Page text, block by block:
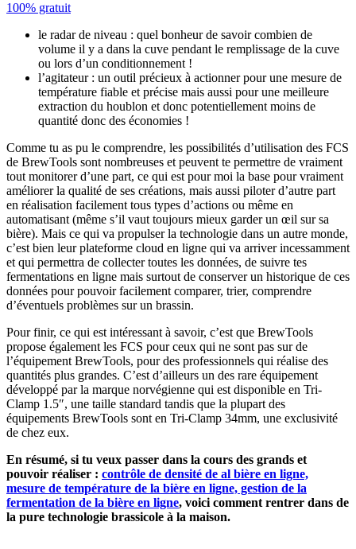
100% gratuit
le radar de niveau : quel bonheur de savoir combien de
volume il y a dans la cuve pendant le remplissage de la cuve
ou lors d’un conditionnement !
l’agitateur : un outil précieux à actionner pour une mesure de
température fiable et précise mais aussi pour une meilleure
extraction du houblon et donc potentiellement moins de
quantité donc des économies !
Comme tu as pu le comprendre, les possibilités d’utilisation des FCS
de BrewTools sont nombreuses et peuvent te permettre de vraiment
tout monitorer d’une part, ce qui est pour moi la base pour vraiment
améliorer la qualité de ses créations, mais aussi piloter d’autre part
en réalisation facilement tous types d’actions ou même en
automatisant (même s’il vaut toujours mieux garder un œil sur sa
bière). Mais ce qui va propulser la technologie dans un autre monde,
c’est bien leur plateforme cloud en ligne qui va arriver incessamment
et qui permettra de collecter toutes les données, de suivre tes
fermentations en ligne mais surtout de conserver un historique de ces
données pour pouvoir facilement comparer, trier, comprendre
d’éventuels problèmes sur un brassin.
Pour finir, ce qui est intéressant à savoir, c’est que BrewTools
propose également les FCS pour ceux qui ne sont pas sur de
l’équipement BrewTools, pour des professionnels qui réalise des
quantités plus grandes. C’est d’ailleurs un des rare équipement
développé par la marque norvégienne qui est disponible en Tri-
Clamp 1.5″, une taille standard tandis que la plupart des
équipements BrewTools sont en Tri-Clamp 34mm, une exclusivité
de chez eux.
En résumé, si tu veux passer dans la cours des grands et
pouvoir réaliser : contrôle de densité de al bière en ligne,
mesure de température de la bière en ligne, gestion de la
fermentation de la bière en ligne, voici comment rentrer dans de
la pure technologie brassicole à la maison.